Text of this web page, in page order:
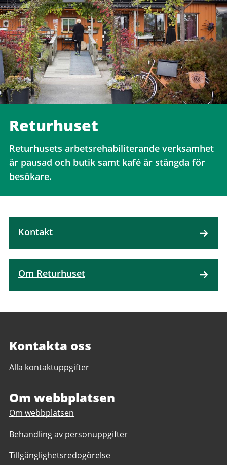
Returhuset
Returhusets arbetsrehabiliterande verksamhet
är pausad och butik samt kafé är stängda för
besökare.
Kontakt
Om Returhuset
Kontakta oss
Alla kontaktuppgifter
Om webbplatsen
Om webbplatsen
Behandling av personuppgifter
Tillgänglighetsredogörelse